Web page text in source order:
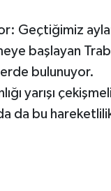
Geçtiğimiz
başlayan
bulunuyor.
yarışı
da bu